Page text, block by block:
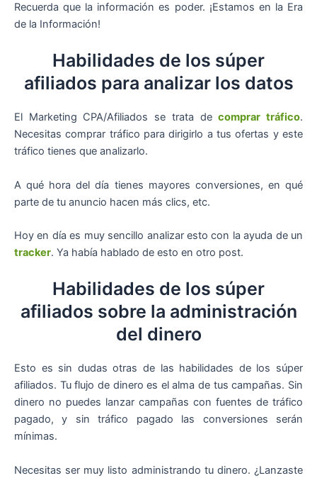
Recuerda que la información es poder. ¡Estamos en la Era
de la Información!
Habilidades de los súper
afiliados para analizar los datos
El Marketing CPA/Afiliados se trata decomprar tráfico.
Necesitas comprar tráfico para dirigirlo a tus ofertas y este
tráfico tienes que analizarlo.
A qué hora del día tienes mayores conversiones, en qué
parte de tu anuncio hacen más clics, etc.
Hoy en día es muy sencillo analizar esto con la ayuda de un
tracker. Ya había hablado de esto en otro post.
Habilidades de los súper
afiliados sobre la administración
del dinero
Esto es sin dudas otras de las habilidades de los súper
afiliados. Tu flujo de dinero es el alma de tus campañas. Sin
dinero no puedes lanzar campañas con fuentes de tráfico
pagado, y sin tráfico pagado las conversiones serán
mínimas.
Necesitas ser muy listo administrando tu dinero. ¿Lanzaste